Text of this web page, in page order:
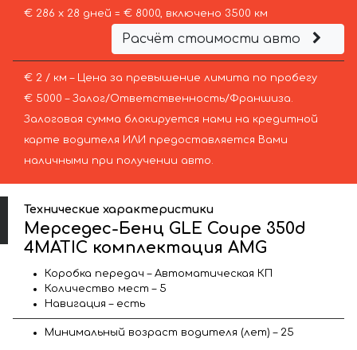
€ 286 х 28 дней = € 8000, включено 3500 км
Расчёт стоимости авто
€ 2 / км – Цена за превышение лимита по пробегу
€ 5000 – Залог/Ответственность/Франшиза.
Залоговая сумма блокируется нами на кредитной
карте водителя ИЛИ предоставляется Вами
наличными при получении авто.
Технические характеристики
Мерседес-Бенц GLE Coupe 350d
4MATIC комплектация AMG
Коробка передач – Автоматическая КП
Количество мест – 5
Навигация – есть
Минимальный возраст водителя (лет) – 25